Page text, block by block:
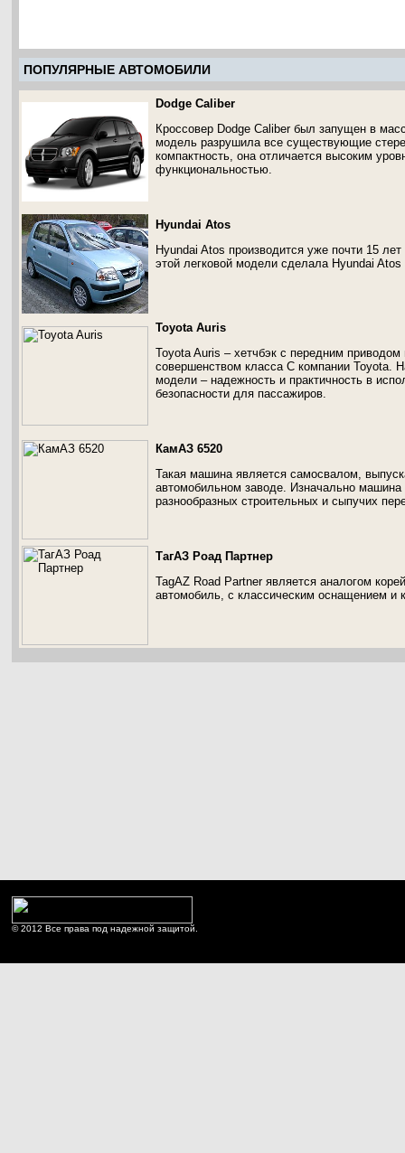
ПОПУЛЯРНЫЕ АВТОМОБИЛИ
Dodge Caliber
Кроссовер Dodge Caliber был запущен в
модель разрушила все существующие
компактность, она отличается высоким
функциональностью.
Hyundai Atos
Hyundai Atos производится уже почти 15
этой легковой модели сделала Hyundai Atos
Toyota Auris
Toyota Auris – хетчбэк с передним
совершенством класса С компании Toyota.
модели – надежность и практичность в
безопасности для пассажиров.
КамАЗ 6520
Такая машина является самосвалом,
автомобильном заводе. Изначально машина
разнообразных строительных и сыпучих
ТагАЗ Роад Партнер
TagAZ Road Partner является аналогом
автомобиль, с классическим оснащением и
© 2012 Все права под надежной защитой.